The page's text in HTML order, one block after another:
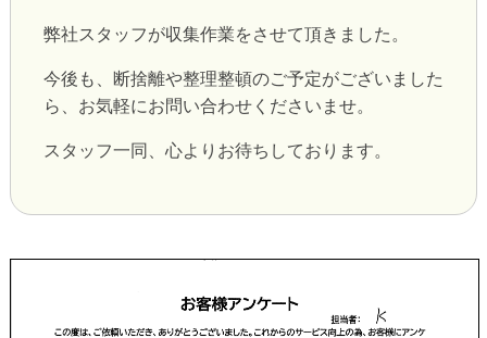
弊社スタッフが収集作業をさせて頂きました。
今後も、断捨離や整理整頓のご予定がございました
ら、お気軽にお問い合わせくださいませ。
スタッフ一同、心よりお待ちしております。